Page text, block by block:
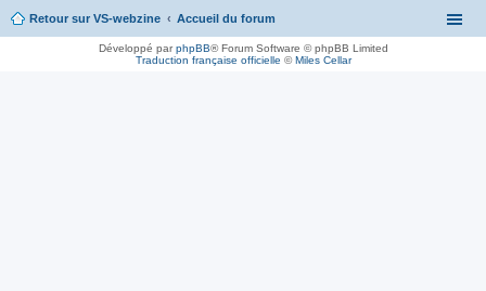
Retour sur VS-webzine Accueil du forum
Développé parphpBB® Forum Software © phpBB Limited
Traduction française officielle ©Miles Cellar